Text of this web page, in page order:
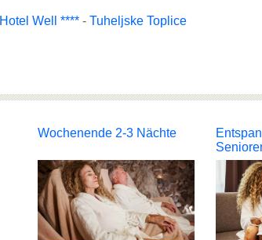
Hotel Well **** - Tuheljske Toplice
Wochenende 2-3 Nächte